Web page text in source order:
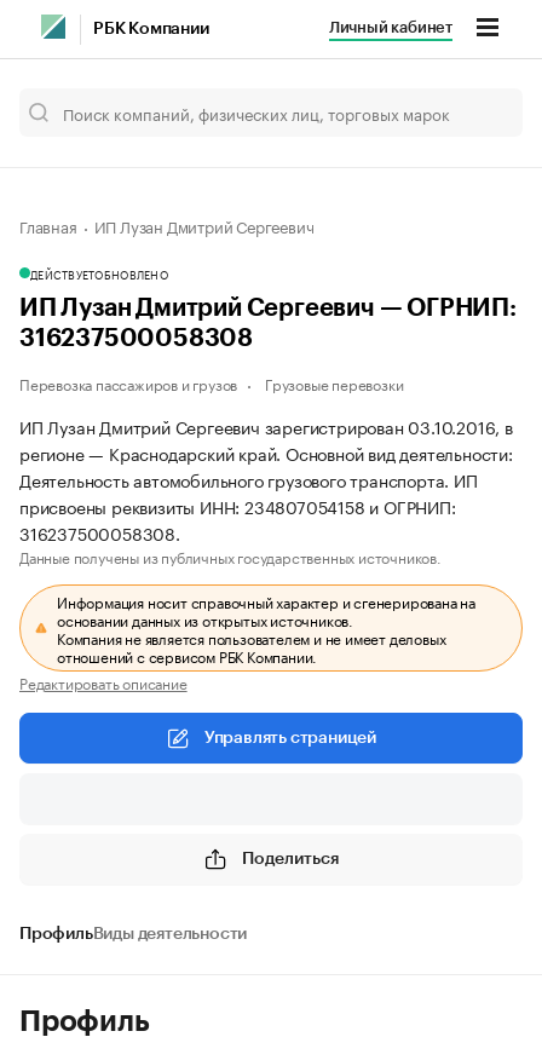
РБК Компании Личный кабинет
Главная ИП Лузан Дмитрий Сергеевич
ДЕЙСТВУЕТОБНОВЛЕНО
ИП Лузан Дмитрий Сергеевич — ОГРНИП:
316237500058308
Перевозка пассажиров и грузов Грузовые перевозки
ИП Лузан Дмитрий Сергеевич зарегистрирован 03.10.2016, в
регионе — Краснодарский край. Основной вид деятельности:
Деятельность автомобильного грузового транспорта. ИП
присвоены реквизиты ИНН: 234807054158 и ОГРНИП:
316237500058308.
Данные получены из публичных государственных источников.
Информация носит справочный характер и сгенерирована на
основании данных из открытых источников.
Компания не является пользователем и не имеет деловых
отношений с сервисом РБК Компании.
Редактировать описание
Управлять страницей
Поделиться
ПрофильВиды деятельности
Профиль